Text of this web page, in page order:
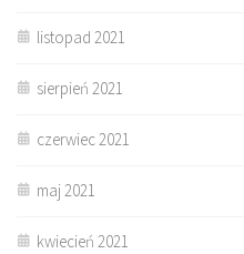
listopad 2021
sierpień 2021
czerwiec 2021
maj 2021
kwiecień 2021